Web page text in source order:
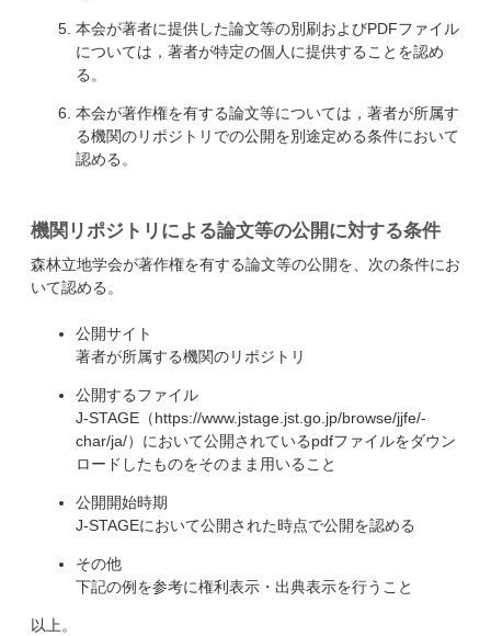
本会が著者に提供した論文等の別刷およびPDFファイル
については，著者が特定の個人に提供することを認め
る。
本会が著作権を有する論文等については，著者が所属す
る機関のリポジトリでの公開を別途定める条件において
認める。
機関リポジトリによる論文等の公開に対する条件
森林立地学会が著作権を有する論文等の公開を、次の条件にお
いて認める。
公開サイト
著者が所属する機関のリポジトリ
公開するファイル
J-STAGE（https://www.jstage.jst.go.jp/browse/jjfe/-
char/ja/）において公開されているpdfファイルをダウン
ロードしたものをそのまま用いること
公開開始時期
J-STAGEにおいて公開された時点で公開を認める
その他
下記の例を参考に権利表示・出典表示を行うこと
以上。